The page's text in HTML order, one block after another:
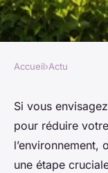
Les 5
pour
panneau
Accueil›Actu
Si vous
pour réduire
l’environnement,
une étape